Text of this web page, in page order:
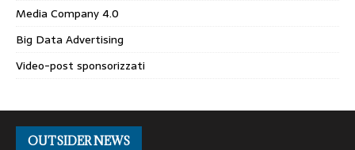
Media Company 4.0
Big Data Advertising
Video-post sponsorizzati
OUTSIDER NEWS